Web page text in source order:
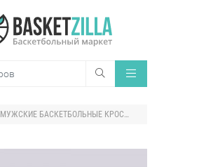
МУЖСКИЕ БАСКЕТБОЛЬНЫЕ КРОССОВКИ JORDAN ULTRA.FLY 3